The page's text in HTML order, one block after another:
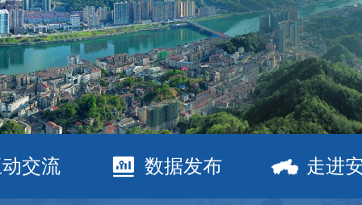
交流 数据发布 走进